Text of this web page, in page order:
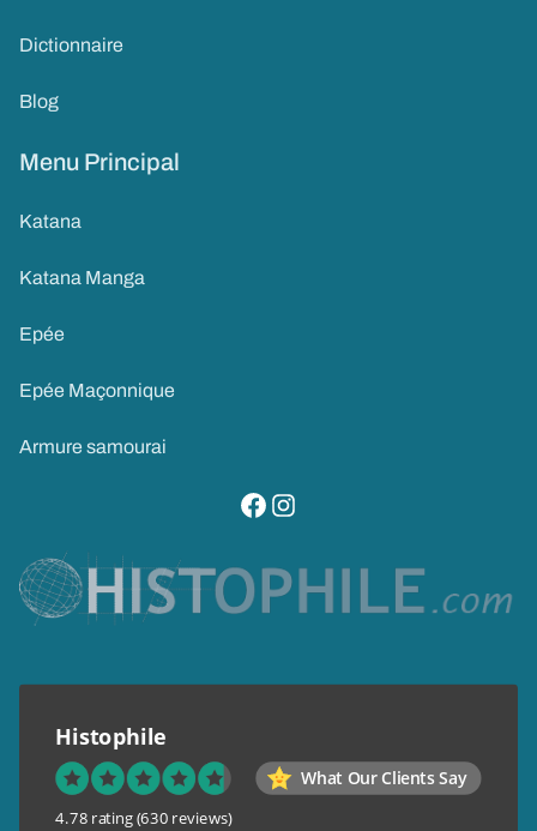
Dictionnaire
Blog
Menu Principal
Katana
Katana Manga
Epée
Epée Maçonnique
Armure samourai
visitez notre page facebook
suivez notre compte instagram
Histophile
What Our Clients Say
4.78 rating (630 reviews)